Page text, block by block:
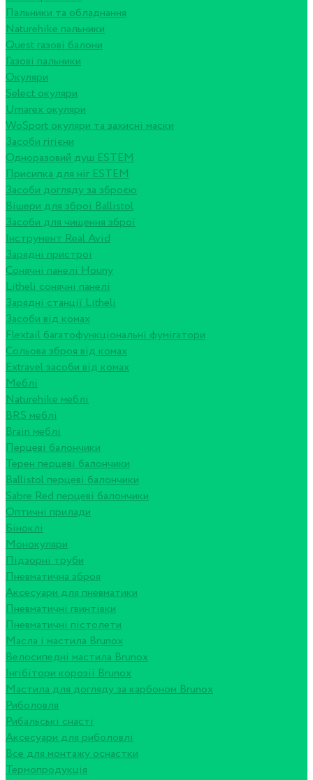
Пальники та обладнання
Naturehike пальники
Quest газові балони
Газові пальники
Окуляри
Select окуляри
Umarex окуляри
WoSport окуляри та захисні маски
Засоби гігієни
Одноразовий душ ESTEM
Присипка для ніг ESTEM
Засоби догляду за зброєю
Вішери для зброї Ballistol
Засоби для чищення зброї
Інструмент Real Avid
Зарядні пристрої
Сонячні панелі Houny
Litheli сонячні панелі
Зарядні станції Litheli
Засоби від комах
Flextail багатофункціональні фумігатори
Сольова зброя від комах
Extravel засоби від комах
Меблі
Naturehike меблі
BRS меблі
Brain меблі
Перцеві балончики
Терен перцеві балончики
Ballistol перцеві балончики
Sabre Red перцеві балончики
Оптичні прилади
Біноклі
Монокуляри
Підзорні труби
Пневматична зброя
Аксесуари для пневматики
Пневматичні гвинтівки
Пневматичні пістолети
Масла і мастила Brunox
Велосипедні мастила Brunox
Інгібітори корозії Brunox
Мастила для догляду за карбоном Brunox
Риболовля
Рибальські снасті
Аксесуари для риболовлі
Все для монтажу оснастки
Термопродукція